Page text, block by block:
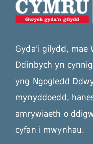
Gyda'i gilydd, mae
Ddinbych yn
yng Ngogledd
mynyddoedd,
amrywiaeth o
cyfan i mwynhau.